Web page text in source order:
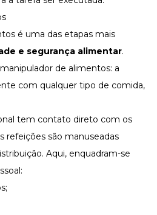
é uma das etapas mais
e segurança alimentar.
de alimentos: a
com qualquer tipo de comida,
tem contato direto com os
refeições são manuseadas
Aqui, enquadram-se